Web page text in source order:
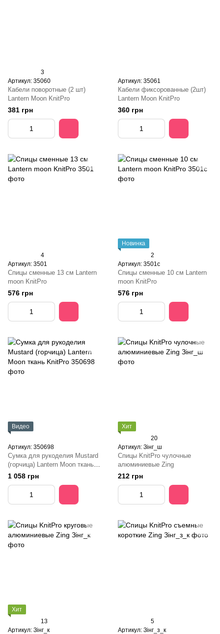
3
Артикул: 35060
Кабели поворотные (2 шт)
Lantern Moon KnitPro
381 грн
Артикул: 35061
Кабели фиксорованные (2шт)
Lantern Moon KnitPro
360 грн
4
Артикул: 3501
Спицы сменные 13 см Lantern
moon KnitPro
576 грн
Новинка
2
Артикул: 3501с
Спицы сменные 10 см Lantern
moon KnitPro
576 грн
Видео
Артикул: 350698
Сумка для рукоделия Mustard
(горчица) Lantern Moon ткань
KnitPro
1 058 грн
Хит
20
Артикул: Зінг_ш
Спицы KnitPro чулочные
алюминиевые Zing
212 грн
Хит
13
Артикул: Зінг_к
5
Артикул: Зінг_з_к